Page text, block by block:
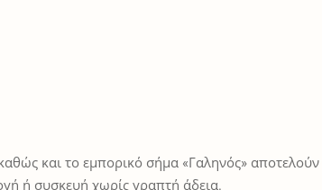
και το εμπορικό σήμα «Γαληνός» αποτελούν
ή συσκευή χωρίς γραπτή άδεια.